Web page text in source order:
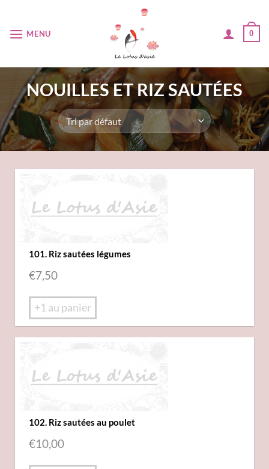
contenuMENU 0
NOUILLES ET RIZ SAUTÉES
101. Riz sautées légumes
€7,50
+1 au panier
102. Riz sautées au poulet
€10,00